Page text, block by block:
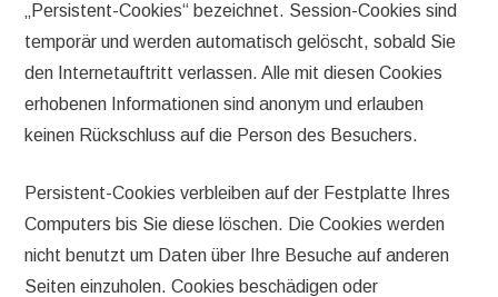
„Persistent-Cookies“ bezeichnet. Session-Cookies sind
temporär und werden automatisch gelöscht, sobald Sie
den Internetauftritt verlassen. Alle mit diesen Cookies
erhobenen Informationen sind anonym und erlauben
keinen Rückschluss auf die Person des Besuchers.
Persistent-Cookies verbleiben auf der Festplatte Ihres
Computers bis Sie diese löschen. Die Cookies werden
nicht benutzt um Daten über Ihre Besuche auf anderen
Seiten einzuholen. Cookies beschädigen oder